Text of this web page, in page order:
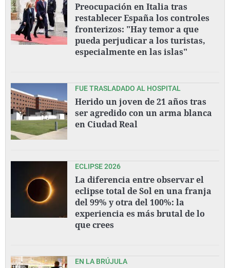
Preocupación en Italia tras
restablecer España los controles
fronterizos: "Hay temor a que
pueda perjudicar a los turistas,
especialmente en las islas"
FUE TRASLADADO AL HOSPITAL
Herido un joven de 21 años tras
ser agredido con un arma blanca
en Ciudad Real
ECLIPSE 2026
La diferencia entre observar el
eclipse total de Sol en una franja
del 99% y otra del 100%: la
experiencia es más brutal de lo
que crees
EN LA BRÚJULA